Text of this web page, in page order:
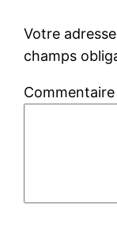
Votre
champs
Commentaire